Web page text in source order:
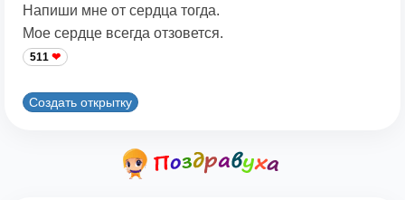
Напиши мне от сердца тогда.
Мое сердце всегда отзовется.
511
Создать открытку